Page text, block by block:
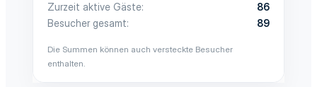
Zurzeit aktive Gäste
86
Besucher gesamt
89
Die Summen können auch versteckte Besucher
enthalten.